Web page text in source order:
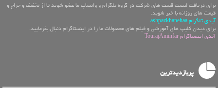
برای دریافت لیست قیمت های شرکت در گروه تلگرام و واتساپ ما عضو شوید تا از تخفیف و حراج و
قیمت های روزانه با خبر شوید.
آیدی تلگرام ashpazkhanehaa
برای دیدن کلیپ های آموزشی و فیلم های محصولات ما را در اینستاگرام دنبال بفرمایید.
آیدی اینستاگرام TourajAminfar
پربازدیدترین